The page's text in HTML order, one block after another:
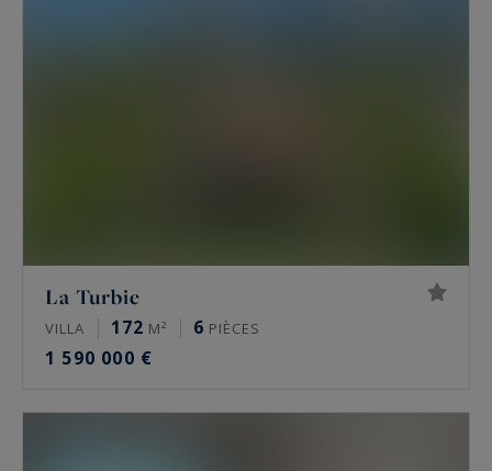
La Turbie
VILLA 172 M² 6 PIÈCES
1 590 000 €